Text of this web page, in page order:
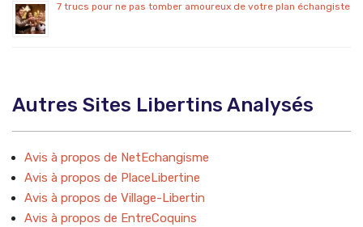
7 trucs pour ne pas tomber amoureux de votre plan échangiste
Autres Sites Libertins Analysés
Avis à propos de NetEchangisme
Avis à propos de PlaceLibertine
Avis à propos de Village-Libertin
Avis à propos de EntreCoquins